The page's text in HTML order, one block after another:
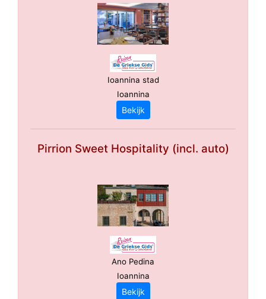
Ioannina stad
Ioannina
Bekijk
Pirrion Sweet Hospitality (incl. auto)
Ano Pedina
Ioannina
Bekijk